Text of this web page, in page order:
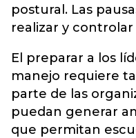
postural. Las
realizar y
El preparar a los
manejo requiere
parte de las
puedan generar
que permitan